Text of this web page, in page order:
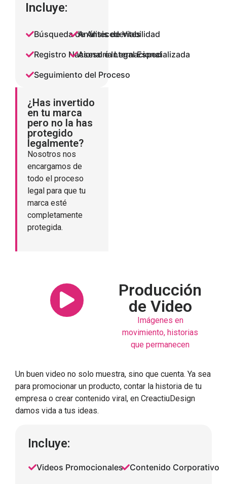
Incluye:
Búsqueda de Antecedentes
Registro Nacional e Internacional
Seguimiento del Proceso
Análisis de Viabilidad
Asesoría Legal Especializada
¿Has invertido
en tu marca
pero no la has
protegido
legalmente?
Nosotros nos
encargamos de
todo el proceso
legal para que tu
marca esté
completamente
protegida.
Producción
de Video
Imágenes en
movimiento, historias
que permanecen
Un buen video no solo muestra, sino que cuenta. Ya sea
para promocionar un producto, contar la historia de tu
empresa o crear contenido viral, en CreactiuDesign
damos vida a tus ideas.
Incluye:
Videos Promocionales
Contenido Corporativo